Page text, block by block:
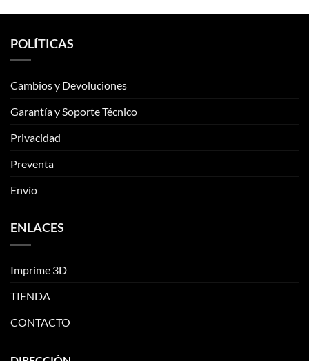
POLÍTICAS
Cambios y Devoluciones
Garantía y Soporte Técnico
Privacidad
Preventa
Envío
ENLACES
Imprime 3D
TIENDA
CONTACTO